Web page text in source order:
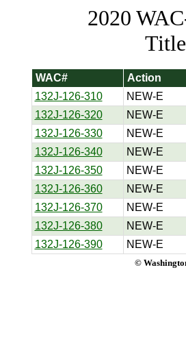
2020
WAC#
Action
132J-126-310
NEW-E
132J-126-320
NEW-E
132J-126-330
NEW-E
132J-126-340
NEW-E
132J-126-350
NEW-E
132J-126-360
NEW-E
132J-126-370
NEW-E
132J-126-380
NEW-E
132J-126-390
NEW-E
©